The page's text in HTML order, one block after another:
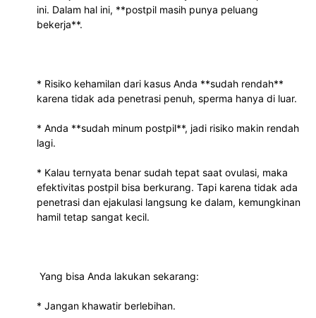
ini. Dalam hal ini, **postpil masih punya peluang
bekerja**.
* Risiko kehamilan dari kasus Anda **sudah rendah**
karena tidak ada penetrasi penuh, sperma hanya di luar.
* Anda **sudah minum postpil**, jadi risiko makin rendah
lagi.
* Kalau ternyata benar sudah tepat saat ovulasi, maka
efektivitas postpil bisa berkurang. Tapi karena tidak ada
penetrasi dan ejakulasi langsung ke dalam, kemungkinan
hamil tetap sangat kecil.
Yang bisa Anda lakukan sekarang:
* Jangan khawatir berlebihan.